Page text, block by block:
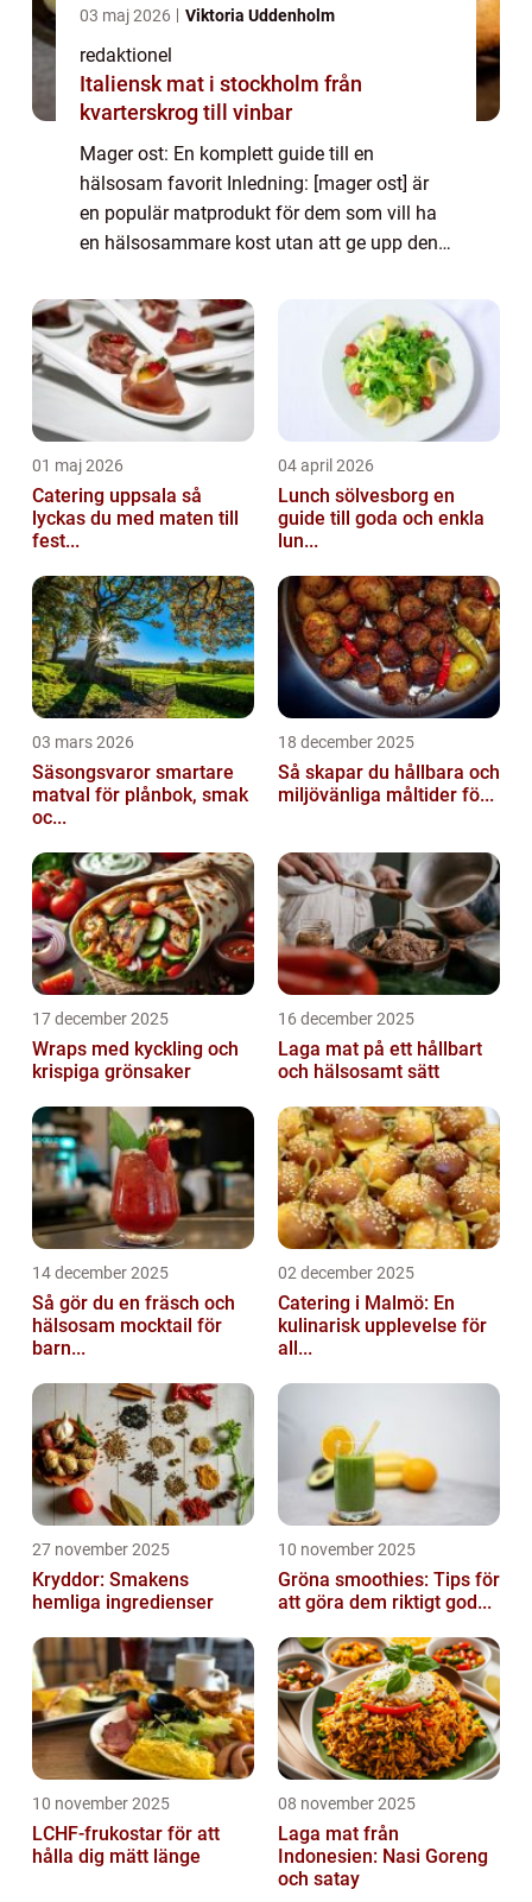
03 maj 2026 Viktoria Uddenholm
redaktionel
Italiensk mat i stockholm från
kvarterskrog till vinbar
Mager ost: En komplett guide till en
hälsosam favorit Inledning: [mager ost] är
en populär matprodukt för dem som vill ha
en hälsosammare kost utan att ge upp den
kommer vi att ge en omfattande översikt
över m...
01 maj 2026
Catering uppsala så
lyckas du med maten till
fest...
04 april 2026
Lunch sölvesborg en
guide till goda och enkla
lun...
03 mars 2026
Säsongsvaror smartare
matval för plånbok, smak
oc...
18 december 2025
Så skapar du hållbara och
miljövänliga måltider fö...
17 december 2025
Wraps med kyckling och
krispiga grönsaker
16 december 2025
Laga mat på ett hållbart
och hälsosamt sätt
14 december 2025
Så gör du en fräsch och
hälsosam mocktail för
barn...
02 december 2025
Catering i Malmö: En
kulinarisk upplevelse för
all...
27 november 2025
Kryddor: Smakens
hemliga ingredienser
10 november 2025
Gröna smoothies: Tips för
att göra dem riktigt god...
10 november 2025
LCHF-frukostar för att
hålla dig mätt länge
08 november 2025
Laga mat från
Indonesien: Nasi Goreng
och satay